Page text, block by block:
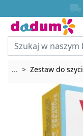


... Rozwiń
Zestaw do